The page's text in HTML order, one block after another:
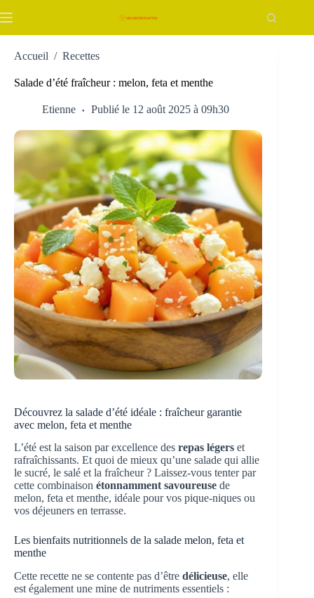
au
Accueil / Recettes
Salade d’été fraîcheur : melon, feta et menthe
Etienne Publié le 12 août 2025 à 09h30
Découvrez la salade d’été idéale : fraîcheur garantie
avec melon, feta et menthe
L’été est la saison par excellence des repas légers et
rafraîchissants. Et quoi de mieux qu’une salade qui allie
le sucré, le salé et la fraîcheur ? Laissez-vous tenter par
cette combinaison étonnamment savoureuse de
melon, feta et menthe, idéale pour vos pique-niques ou
vos déjeuners en terrasse.
Les bienfaits nutritionnels de la salade melon, feta et
menthe
Cette recette ne se contente pas d’être délicieuse, elle
est également une mine de nutriments essentiels :